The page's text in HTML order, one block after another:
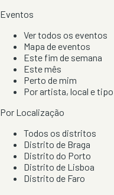
Eventos
Ver todos os eventos
Mapa de eventos
Este fim de semana
Este mês
Perto de mim
Por artista, local e
Por Localização
Todos os distritos
Distrito de Braga
Distrito do Porto
Distrito de Lisboa
Distrito de Faro